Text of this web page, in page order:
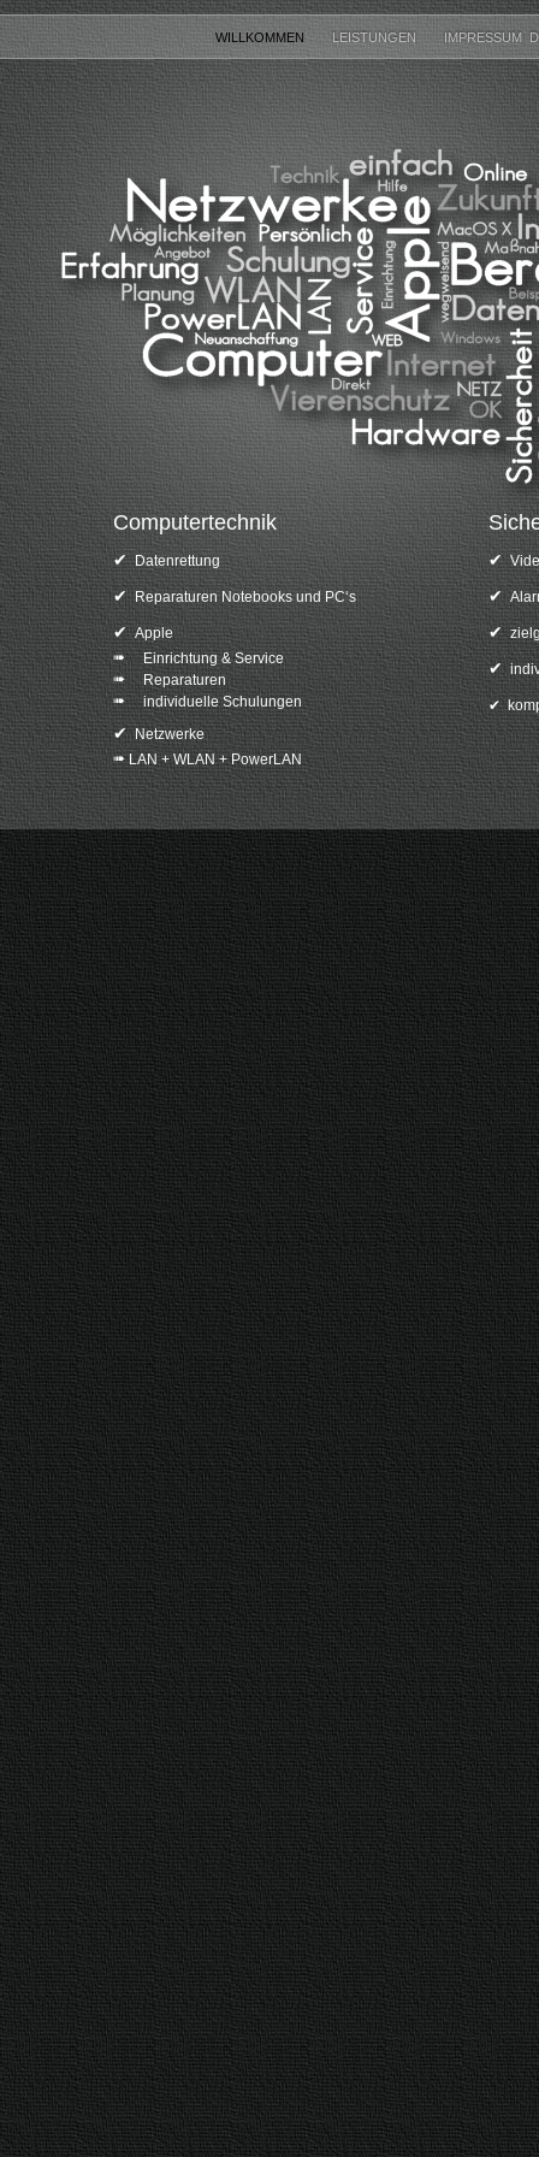
WILLKOMMEN LEISTUNGEN IMPRESSUM
✔
✔
✔
✔
✔
Computertechnik
✔ Datenrettung
✔ Reparaturen Notebooks und PC‘s
✔ Apple
➠ Einrichtung & Service
➠
Reparaturen
➠ individuelle Schulungen
✔ Netzwerke
➠ LAN + WLAN + PowerLAN